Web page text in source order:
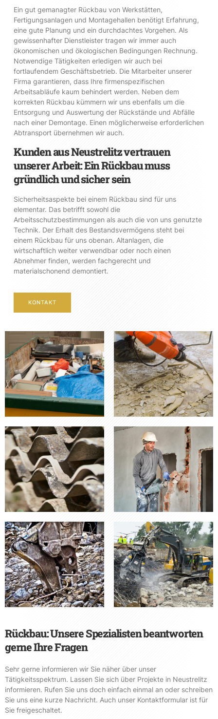
Rückbau: Unsere Spezialisten beantworten
gerne Ihre Fragen
Sehr gerne informieren wir Sie näher über unser
Tätigkeitsspektrum. Lassen Sie sich über Projekte in Neustrelitz
informieren. Rufen Sie uns doch einfach einmal an oder schreiben
Sie uns eine kurze Nachricht. Auch unser Kontaktformular ist für
Sie freigeschaltet.
Ein gut gemanagter Rückbau von Werkstätten,
Fertigungsanlagen und Montagehallen benötigt Erfahrung,
eine gute Planung und ein durchdachtes Vorgehen. Als
gewissenhafter Dienstleister tragen wir immer auch
ökonomischen und ökologischen Bedingungen Rechnung.
Notwendige Tätigkeiten erledigen wir auch bei
fortlaufendem Geschäftsbetrieb. Die Mitarbeiter unserer
Firma garantieren, dass Ihre firmenspezifischen
Arbeitsabläufe kaum behindert werden. Neben dem
korrekten Rückbau kümmern wir uns ebenfalls um die
Entsorgung und Auswertung der Rückstände und Abfälle
nach einer Demontage. Einen möglicherweise erforderlichen
Abtransport übernehmen wir auch.
Kunden aus Neustrelitz vertrauen
unserer Arbeit: Ein Rückbau muss
gründlich und sicher sein
Sicherheitsaspekte bei einem Rückbau sind für uns
elementar. Das betrifft sowohl die
Arbeitsschutzbestimmungen als auch die von uns genutzte
Technik. Der Erhalt des Bestandsvermögens steht bei
einem Rückbau für uns obenan. Altanlagen, die
wirtschaftlich weiter verwendbar oder noch einen
Abnehmer finden, werden fachgerecht und
materialschonend demontiert.
KONTAKT